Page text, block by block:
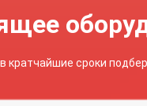
кратчайшие сроки